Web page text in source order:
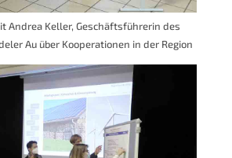
Andrea Keller, Geschäftsführerin des
Au über Kooperationen in der Region